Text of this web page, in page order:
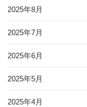
2025年8月
2025年7月
2025年6月
2025年5月
2025年4月